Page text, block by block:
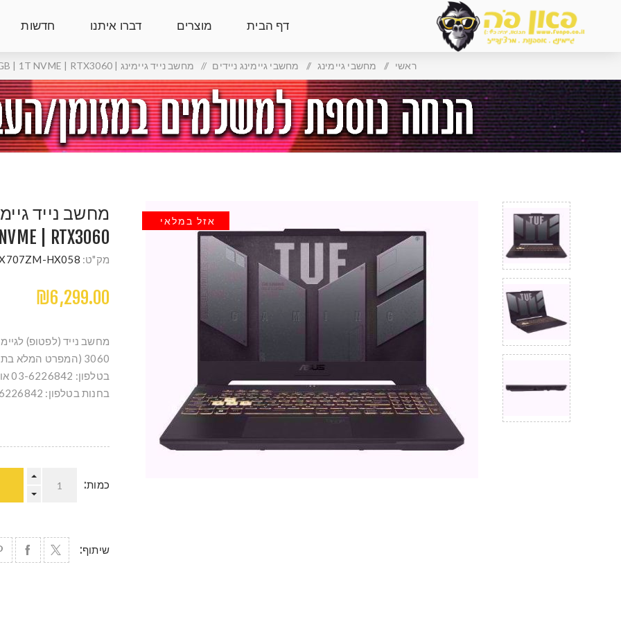
דף הבית מוצרים דברו איתנו חדשות
ראשי / מחשבי גיימינג / מחשבי גיימינג ניידים / מחשב נייד גיימינג | Asus TUF i7 | DDR5 16GB | 1T NVME | RTX3060
אזל במלאי
| RTX3060
מק"ט: HX058
₪6,299.00
3060 (המפרט המלא
בחנות בטלפון: 03-6226842 או בוואטסאפ: 051-5307039
כמות:
שיתוף: